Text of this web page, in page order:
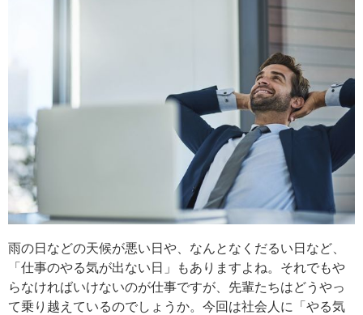
雨の日などの天候が悪い日や、なんとなくだるい日など、
「仕事のやる気が出ない日」もありますよね。それでもや
らなければいけないのが仕事ですが、先輩たちはどうやっ
て乗り越えているのでしょうか。今回は社会人に「やる気